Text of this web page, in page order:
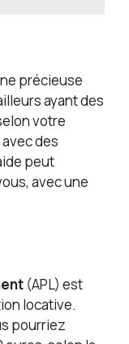
précieuse
ayant des
votre
des
peut
avec une
(APL) est
locative.
pourriez